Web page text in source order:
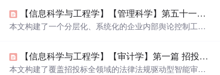
【信息科学与工程学】【管理科学】第五十一篇 舆论营销工程驱动人性综合模型框架03 ——企业内部舆论工程01
本文构建了一个分层化、系统化的企业内部舆论控制工程
控五层架构。体系整合信息流控制、情感计算、预测性监
控、文化编码、元认知抑制、技术监控集成等信息技术核
【信息科学与工程学】【审计学】第一篇 招投标领域审计算法01
本文构建了覆盖招投标全领域的法律法规驱动型智能审计